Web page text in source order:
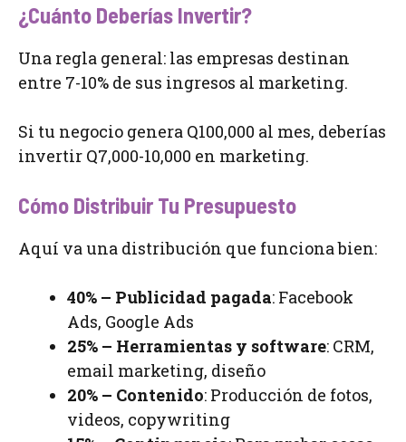
¿Cuánto Deberías Invertir?
Una regla general: las empresas destinan
entre 7-10% de sus ingresos al marketing.
Si tu negocio genera Q100,000 al mes, deberías
invertir Q7,000-10,000 en marketing.
Cómo Distribuir Tu Presupuesto
Aquí va una distribución que funciona bien:
40% – Publicidad pagada: Facebook
Ads, Google Ads
25% – Herramientas y software: CRM,
email marketing, diseño
20% – Contenido: Producción de fotos,
videos, copywriting